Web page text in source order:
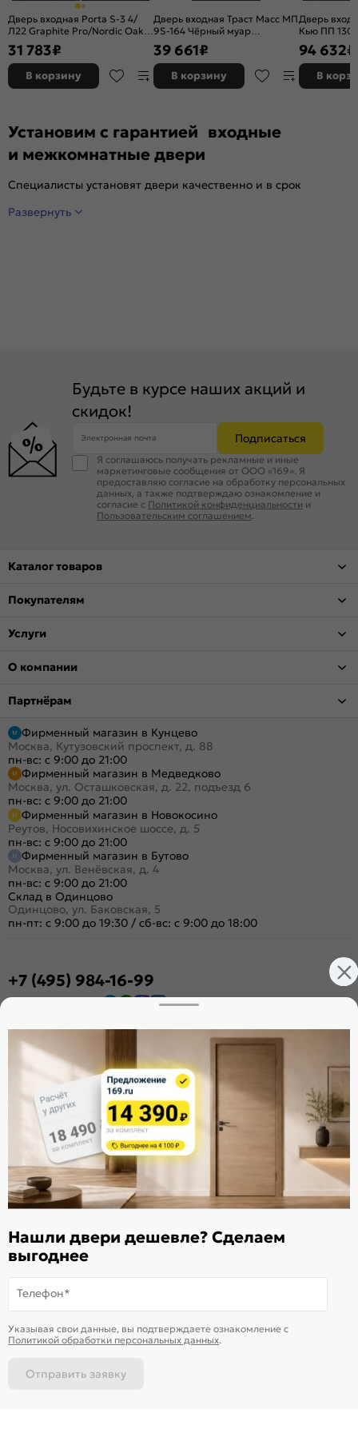
В корзину-49 368 ₽ Купить в 1 клик
Дверь входная Porta S-3 4/
Л22 Graphite Pro/Nordic Oak,
2 замка, с ночной задвижкой
31 783₽
В корзину
Дверь входная Траст Масс МП
9S-164 Чёрный муар
металлик/Графит софт, с
зеркалом, 2 замка, с ночной
задвижкой
39 661₽
В корзину
Дверь
Кью ПП 130
Чёрный
серый, 2
94 632₽
В
Установим с гарантией входные
и межкомнатные двери
Специалисты установят двери качественно и в срок
Развернуть
Будьте в курсе наших акций и
скидок!
Электронная почта Подписаться
Я соглашаюсь получать рекламные и иные
маркетинговые сообщения от ООО «169». Я
предоставляю согласие на обработку персональных
данных, а также подтверждаю ознакомление и
согласие с Политикой конфиденциальности и
Пользовательским соглашением
Каталог товаров
Покупателям
Услуги
О компании
Партнёрам
Фирменный магазин в Кунцево
Москва, Кутузовский проспект, д. 88
пн-вс: с 9:00 до 21:00
Фирменный магазин в Медведково
Москва, ул. Осташковская, д. 22, подъезд 6
пн-вс: с 9:00 до 21:00
Фирменный магазин в Новокосино
Реутов, Носовихинское шоссе, д. 5
пн-вс: с 9:00 до 21:00
Фирменный магазин в Бутово
Москва, ул. Венёвская, д. 4
пн-вс: с 9:00 до 21:00
Склад в Одинцово
Одинцово, ул. Баковская, 5
пн-пт: с 9:00 до 19:30 / сб-вс: с 9:00 до 18:00
+7 (495) 984-16-99
Стать дилером
Расскажите о нас
Поделиться
Оцените магазин
ИКС 1340
© 2010—2026 Склад Дверей 169.RU
Пользовательское соглашение
Политика обработки персональных данных
Нашли двери дешевле? Сделаем
выгоднее
Телефон*
Указывая свои данные, вы подтверждаете ознакомление c
Политикой обработки персональных данных.
Отправить заявку